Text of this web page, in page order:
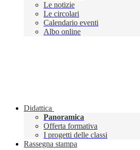
Le notizie
Le circolari
Calendario eventi
Albo online
Didattica
Panoramica
Offerta formativa
I progetti delle classi
Rassegna stampa